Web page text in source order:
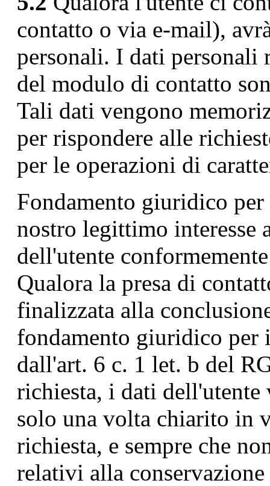
contatto o via e-mail),
personali. I dati personali
del modulo di contatto
Tali dati vengono
per rispondere alle
per le operazioni di
Fondamento giuridico
nostro legittimo interesse
dell'utente
Qualora la presa di
finalizzata alla
fondamento giuridico
dall'art. 6 c. 1 let. b del
richiesta, i dati dell'utente
solo una volta chiarito in
richiesta, e sempre che
relativi alla